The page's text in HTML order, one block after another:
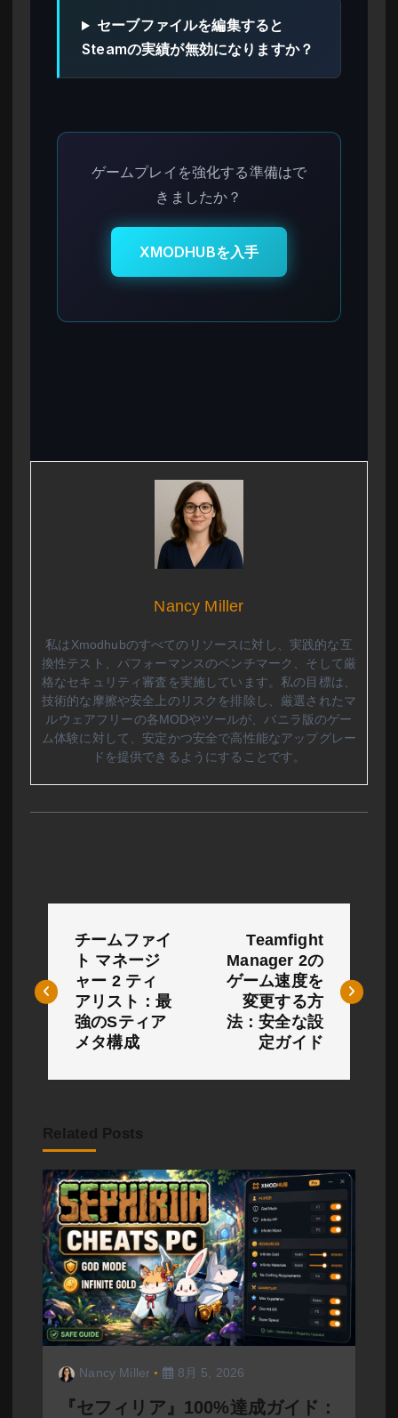
セーブファイルを編集すると
Steamの実績が無効になりますか？
ゲームプレイを強化する準備はで
きましたか？
XMODHUBを入手
Nancy Miller
私はXmodhubのすべてのリソースに対し、実践的な互
換性テスト、パフォーマンスのベンチマーク、そして厳
格なセキュリティ審査を実施しています。私の目標は、
技術的な摩擦や安全上のリスクを排除し、厳選されたマ
ルウェアフリーの各MODやツールが、バニラ版のゲー
ム体験に対して、安定かつ安全で高性能なアップグレー
ドを提供できるようにすることです。
ナ
シ
ョ
ン
チームファイ
ト マネージ
ャー 2 ティ
アリスト：最
強のSティア
メタ構成
Teamfight
Manager 2の
ゲーム速度を
変更する方
法：安全な設
定ガイド
Related Posts
Nancy Miller 8月 5, 2026
『セフィリア』100%達成ガイド：